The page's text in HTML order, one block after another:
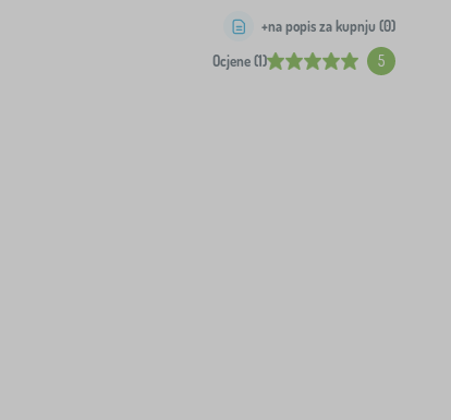
Ocjene (1) 5
+na popis za kupnju (0)